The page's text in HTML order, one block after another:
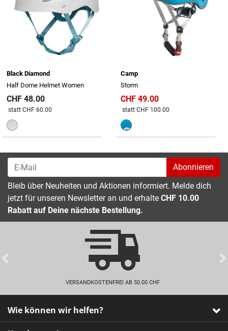
Black Diamond
Half Dome Helmet Women
CHF 48.00
Preis reduziert von
statt CHF 60.00
Camp
Storm
CHF 49.00
Preis reduziert von
statt CHF 100.00
Abonnieren
Bleib über Neuheiten und Aktionen informiert. Melde dich
jetzt für unseren Newsletter an und erhalte CHF 10.00
Rabatt auf Deine nächste Bestellung.
VERSANDKOSTENFREI AB 50.00 CHF
Previous
Wie können wir helfen?